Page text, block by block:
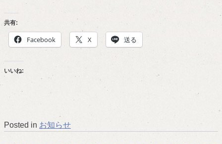
共有:
Facebook X 送る
いいね:
Posted in お知らせ